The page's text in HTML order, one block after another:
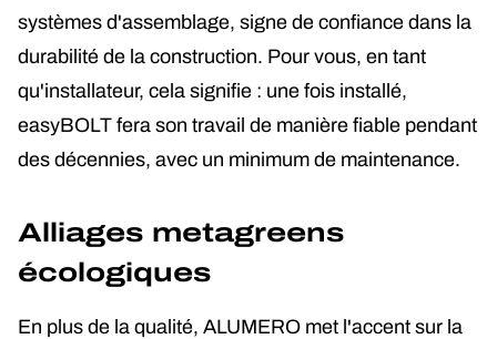
systèmes d'assemblage, signe de confiance dans la
durabilité de la construction. Pour vous, en tant
qu'installateur, cela signifie : une fois installé,
easyBOLT fera son travail de manière fiable pendant
des décennies, avec un minimum de maintenance.
Alliages metagreens
écologiques
En plus de la qualité, ALUMERO met l'accent sur la